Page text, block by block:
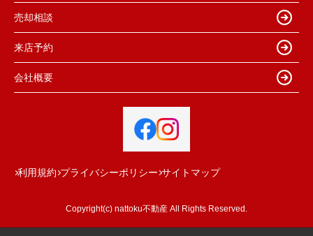
売却相談
来店予約
会社概要
利用規約 プライバシーポリシー サイトマップ
Copyright(c) nattoku不動産 All Rights Reserved.